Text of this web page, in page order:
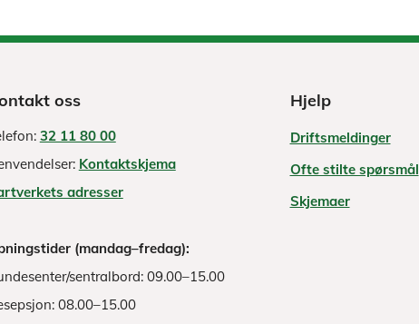
oss
32 11 80 00
Kontaktskjema
adresser
(mandag–fredag):
sentralbord: 09.00–15.00
08.00–15.00
Hjelp
Driftsmeldinger
Ofte stilte spørsmål
Skjemaer